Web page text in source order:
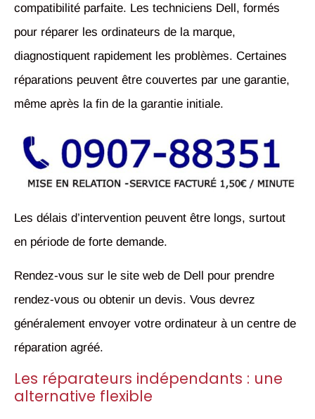
compatibilité parfaite. Les techniciens Dell, formés
pour réparer les ordinateurs de la marque,
diagnostiquent rapidement les problèmes. Certaines
réparations peuvent être couvertes par une garantie,
même après la fin de la garantie initiale.
Les délais d’intervention peuvent être longs, surtout
en période de forte demande.
Rendez-vous sur le site web de Dell pour prendre
rendez-vous ou obtenir un devis. Vous devrez
généralement envoyer votre ordinateur à un centre de
réparation agréé.
Les réparateurs indépendants : une
alternative flexible